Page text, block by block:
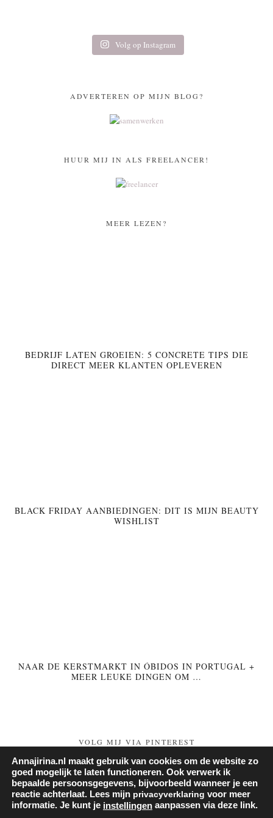
Volg op Instagram
ADVERTEREN OP MIJN BLOG?
HUUR MIJ IN ALS FREELANCER!
MEER LEZEN?
BEDRIJF LATEN GROEIEN: 5 CONCRETE TIPS DIE
DIRECT MEER KLANTEN OPLEVEREN
BLACK FRIDAY AANBIEDINGEN: DIT IS MIJN BEAUTY
WISHLIST
NAAR DE KERSTMARKT IN ÓBIDOS IN PORTUGAL +
MEER LEUKE DINGEN OM …
VOLG MIJ VIA PINTEREST
Follow on Pinterest
Annajirina.nl maakt gebruik van cookies om de website zo
goed mogelijk te laten functioneren. Ook verwerk ik
bepaalde persoonsgegevens, bijvoorbeeld wanneer je een
reactie achterlaat. Lees mijn privacyverklaring voor meer
informatie. Je kunt je instellingen aanpassen via deze link.